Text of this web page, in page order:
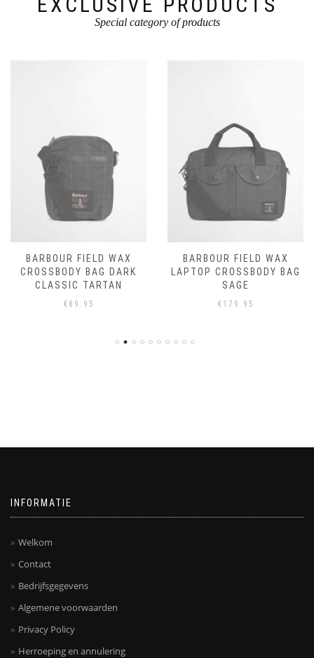
Special category of products
BARBOUR FIELD WAX
CROSSBODY BAG DARK
CLASSIC TARTAN
€ 89.95
BARBOUR FIELD WAX
LAPTOP CROSSBODY BAG
SAGE
€ 179.95
INFORMATIE
Welkom
Contact
Bedrijfsgegevens
Algemene voorwaarden
Privacy Policy
Herroeping en annulering